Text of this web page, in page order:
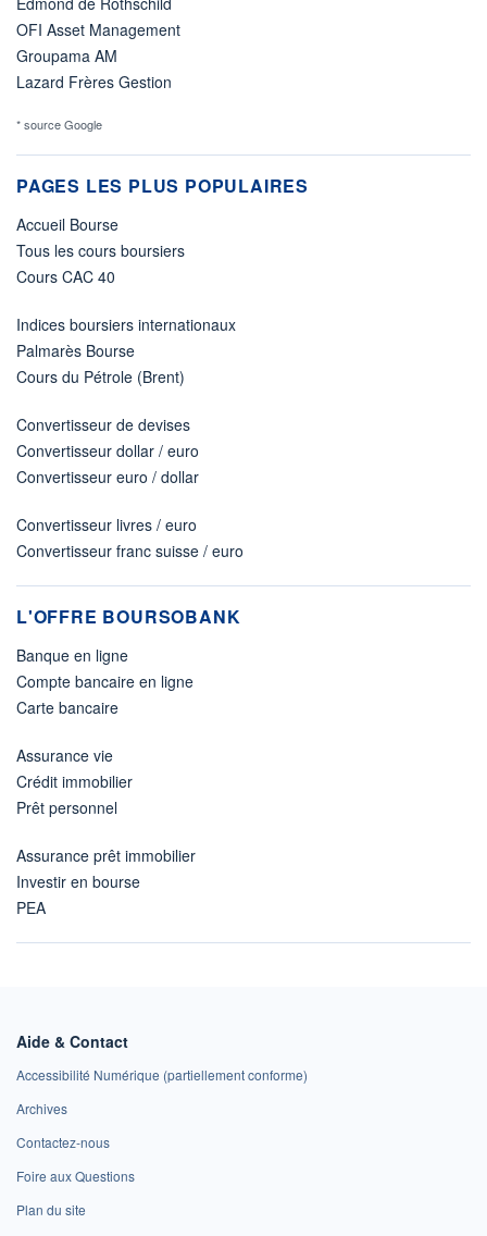
OFI Asset Management
Groupama AM
Lazard Frères Gestion
* source Google
PAGES LES PLUS POPULAIRES
Accueil Bourse
Tous les cours boursiers
Cours CAC 40
Indices boursiers internationaux
Palmarès Bourse
Cours du Pétrole (Brent)
Convertisseur de devises
Convertisseur dollar / euro
Convertisseur euro / dollar
Convertisseur livres / euro
Convertisseur franc suisse / euro
L'OFFRE BOURSOBANK
Banque en ligne
Compte bancaire en ligne
Carte bancaire
Assurance vie
Crédit immobilier
Prêt personnel
Assurance prêt immobilier
Investir en bourse
PEA
Aide & Contact
Accessibilité Numérique (partiellement conforme)
Archives
Contactez-nous
Foire aux Questions
Plan du site